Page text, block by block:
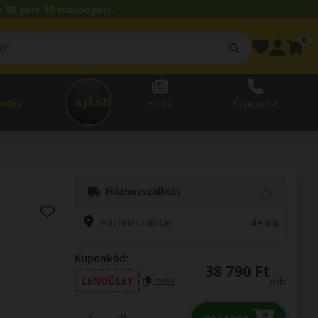
38 perc 18 másodperc.
AJÁNDÉKUTALVÁNY
Házhozszállítás
Házhozszállítás 4+ db
Kuponkód:
LENDÜLET
másol 38 790 Ft
/db